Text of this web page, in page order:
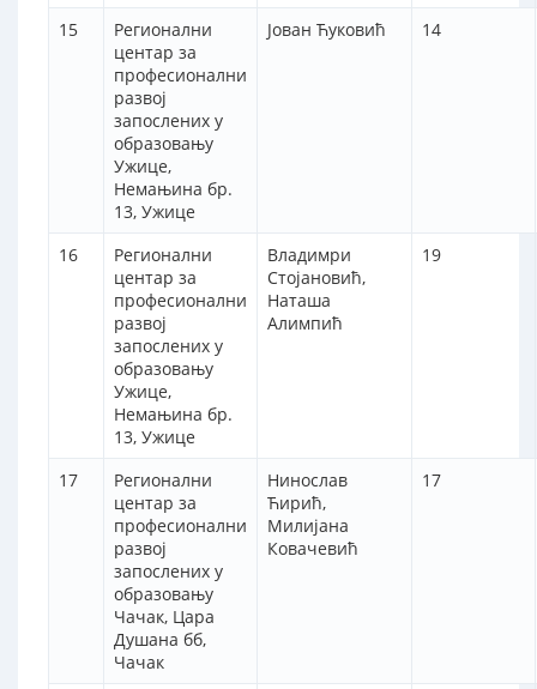
15
Регионални
центар за
професионални
развој
запослених у
образовању
Ужице,
Немањина бр.
13, Ужице
Јован Ћуковић 14
16
Регионални
центар за
професионални
развој
запослених у
образовању
Ужице,
Немањина бр.
13, Ужице
Владимри
Стојановић,
Наташа
Алимпић
19
17
Регионални
центар за
професионални
развој
запослених у
образовању
Чачак, Цара
Душана бб,
Чачак
Нинослав
Ћирић,
Милијана
Ковачевић
17